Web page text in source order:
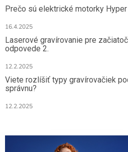
Prečo sú elektrické motorky
16.4.2025
Laserové gravírovanie pre
odpovede 2.
12.2.2025
Viete rozlíšiť typy gravírovačiek
správnu?
12.2.2025